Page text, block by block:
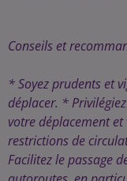
Conseils et
* Soyez prudents et
déplacer. *
votre déplacement
restrictions de
Facilitez le passage